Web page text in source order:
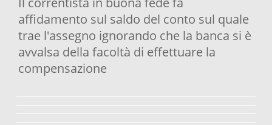
affidamento sul saldo del conto sul quale
trae l'assegno ignorando che la banca si è
avvalsa della facoltà di effettuare la
compensazione